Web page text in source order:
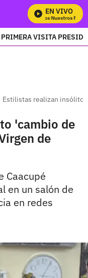
EN VIVO
Mira Todos Nuestros
PRIMERA VISITA
Estilistas realizan insólito
'cambio de
de
Caacupé
en un salón de
en redes